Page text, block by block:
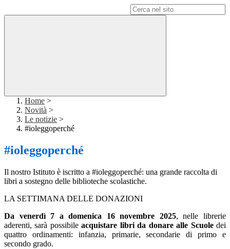
Home >
Novità >
Le notizie >
#ioleggoperché
#ioleggoperché
Il nostro Istituto è iscritto a #ioleggoperché: una grande raccolta di
libri a sostegno delle biblioteche scolastiche.
LA SETTIMANA DELLE DONAZIONI
Da venerdì 7 a domenica 16 novembre 2025, nelle librerie
aderenti, sarà possibileacquistare libri da donare alle Scuoledei
quattro ordinamenti: infanzia, primarie, secondarie di primo e
secondo grado.